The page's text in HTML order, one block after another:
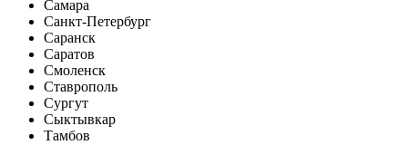
Самара
Санкт-Петербург
Саранск
Саратов
Смоленск
Ставрополь
Сургут
Сыктывкар
Тамбов